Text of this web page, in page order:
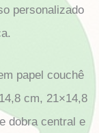
personalizado
papel couchê
cm, 21×14,8
dobra central e